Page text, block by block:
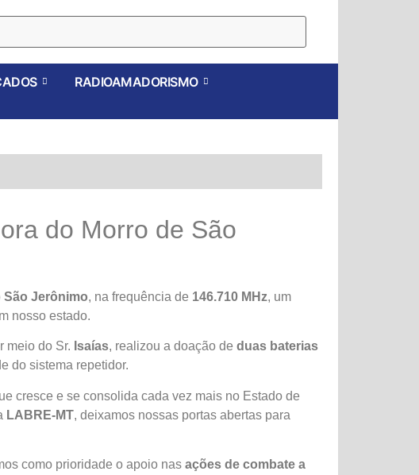
RADIOAMADORISMO
do Morro de São
São Jerônimo, na frequência de 146.710 MHz, um
nosso estado.
meio do Sr. Isaías, realizou a doação de duas baterias
do sistema repetidor.
cresce e se consolida cada vez mais no Estado de
LABRE-MT, deixamos nossas portas abertas para
como prioridade o apoio nas ações de combate a